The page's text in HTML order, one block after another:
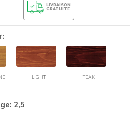
LIVRAISON
GRATUITE
LIGHT TEAK
2,5